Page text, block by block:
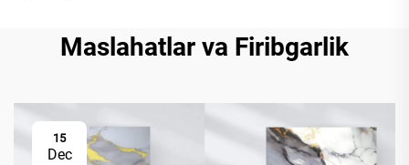
Maslahatlar va Firibgarlik
15
Dec